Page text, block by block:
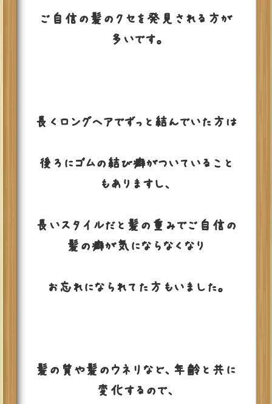
ご自信の髪のクセを発見される方が
多いです。
長くロングヘアでずっと結んでいた方は
後ろにゴムの結び癖がついていること
もありますし、
長いスタイルだと髪の重みでご自信の
髪の癖が気にならなくなり
お忘れになられてた方もいました。
髪の質や髪のウネリなど、年齢と共に
変化するので、